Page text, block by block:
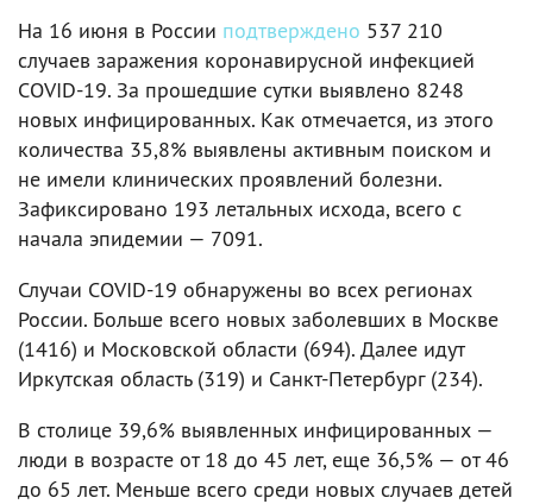
На 16 июня в России подтверждено 537 210
случаев заражения коронавирусной инфекцией
COVID-19. За прошедшие сутки выявлено 8248
новых инфицированных. Как отмечается, из этого
количества 35,8% выявлены активным поиском и
не имели клинических проявлений болезни.
Зафиксировано 193 летальных исхода, всего с
начала эпидемии — 7091.
Случаи COVID-19 обнаружены во всех регионах
России. Больше всего новых заболевших в Москве
(1416) и Московской области (694). Далее идут
Иркутская область (319) и Санкт-Петербург (234).
В столице 39,6% выявленных инфицированных —
люди в возрасте от 18 до 45 лет, еще 36,5% — от 46
до 65 лет. Меньше всего среди новых случаев детей